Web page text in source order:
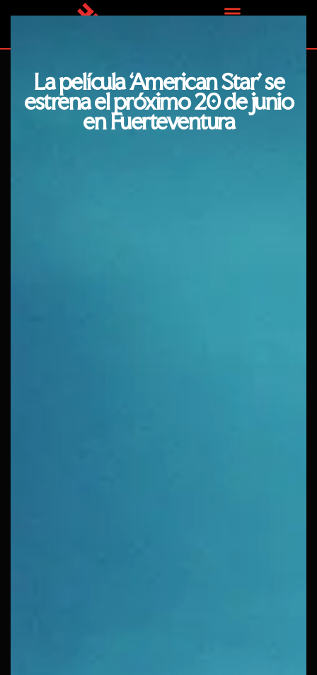
La película ‘American Star’ se
estrena el próximo 20 de junio
en Fuerteventura